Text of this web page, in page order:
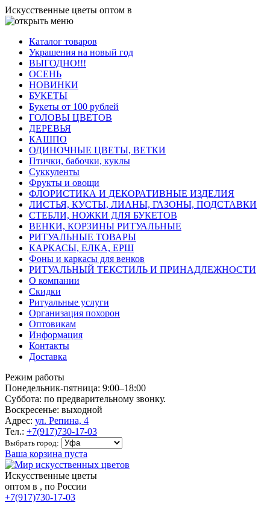
Искусственные цветы оптом в
Каталог товаров
Украшения на новый год
ВЫГОДНО!!!
ОСЕНЬ
НОВИНКИ
БУКЕТЫ
Букеты от 100 рублей
ГОЛОВЫ ЦВЕТОВ
ДЕРЕВЬЯ
КАШПО
ОДИНОЧНЫЕ ЦВЕТЫ, ВЕТКИ
Птички, бабочки, куклы
Суккуленты
Фрукты и овощи
ФЛОРИСТИКА И ДЕКОРАТИВНЫЕ ИЗДЕЛИЯ
ЛИСТЬЯ, КУСТЫ, ЛИАНЫ, ГАЗОНЫ, ПОДСТАВКИ
СТЕБЛИ, НОЖКИ ДЛЯ БУКЕТОВ
ВЕНКИ, КОРЗИНЫ РИТУАЛЬНЫЕ
РИТУАЛЬНЫЕ ТОВАРЫ
КАРКАСЫ, ЕЛКА, ЕРШ
Фоны и каркасы для венков
РИТУАЛЬНЫЙ ТЕКСТИЛЬ И ПРИНАДЛЕЖНОСТИ
О компании
Скидки
Ритуальные услуги
Организация похорон
Оптовикам
Информация
Контакты
Доставка
Режим работы
Понедельник-пятница: 9:00–18:00
Суббота: по предварительному звонку.
Воскресенье: выходной
Адрес: ул. Репина, 4
Тел.: +7(917)730-17-03
Выбрать город:
Ваша корзина пуста
Искусственные цветы
оптом в , по России
+7(917)730-17-03